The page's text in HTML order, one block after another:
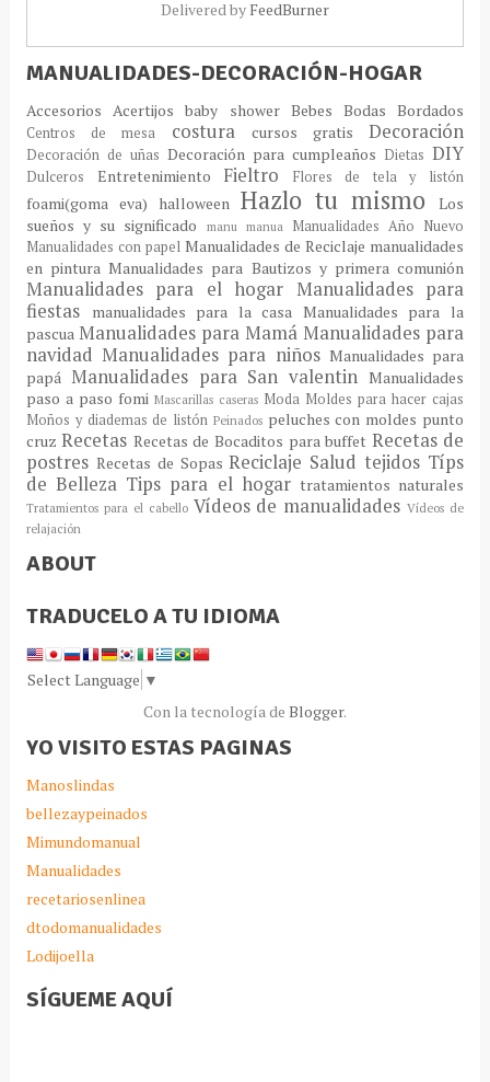
Delivered by FeedBurner
MANUALIDADES-DECORACIÓN-HOGAR
AccesoriosAcertijosbaby shower Bebes BodasBordados
Centros de mesa costura cursos gratisDecoración
Decoración de uñas Decoración para cumpleaños DietasDIY
Dulceros Entretenimiento Fieltro Flores de tela y listón
foami(goma eva) halloween Hazlo tu mismoLos
sueños y su significado
manu manua Manualidades Año Nuevo
Manualidades con papel Manualidades de Reciclaje manualidades
en pinturaManualidades para Bautizos y primera comunión
Manualidades para el hogar Manualidades para
fiestas
manualidades para la casa Manualidades para la
pascua Manualidades para MamáManualidades para
navidadManualidades para niños Manualidades para
papá Manualidades para San valentinManualidades
paso a paso fomi Mascarillas caseras Moda Moldes para hacer cajas
Moños y diademas de listón Peinados peluches con moldes punto
cruzRecetas Recetas de Bocaditos para buffet Recetas de
postres Recetas de SopasReciclaje Saludtejidos Típs
de Belleza Tips para el hogar tratamientos naturales
Tratamientos para el cabello Vídeos de manualidadesVídeos de
relajación
ABOUT
TRADUCELO A TU IDIOMA
Select Language ▼
Con la tecnología de Blogger.
YO VISITO ESTAS PAGINAS
Manoslindas
bellezaypeinados
Mimundomanual
Manualidades
recetariosenlinea
dtodomanualidades
Lodijoella
SÍGUEME AQUÍ